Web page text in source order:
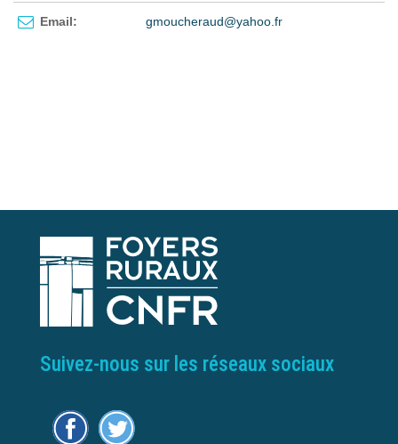
Email: gmoucheraud@yahoo.fr
Suivez-nous sur les réseaux sociaux